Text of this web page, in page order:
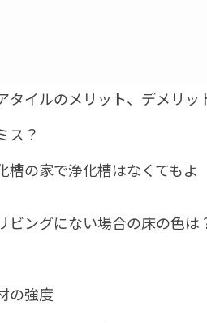
タイルのメリット、デメリッ
ス？
槽の家で浄化槽はなくてもよ
ビングにない場合の床の色は
の強度